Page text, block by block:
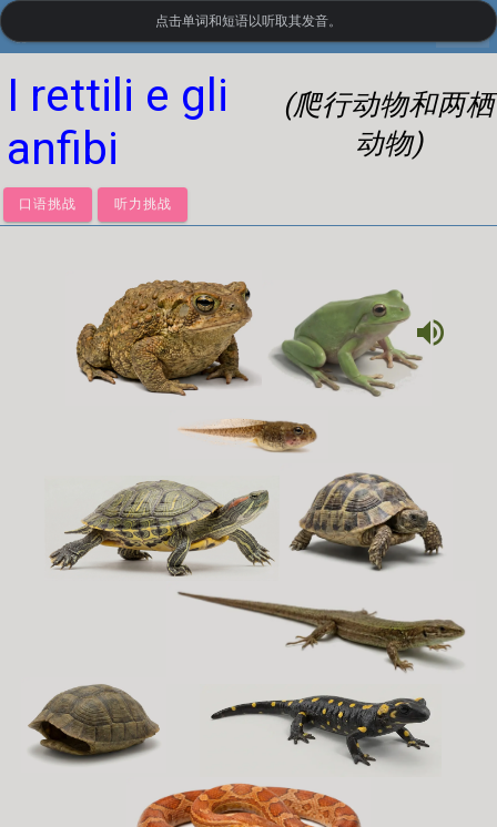
LanguageGuide.org•意大利语视觉词汇
I rettili e gli
anfibi
(爬行动物和两栖
动物)
口语挑战 听力挑战
点击单词和短语以听取其发音。
volume_up